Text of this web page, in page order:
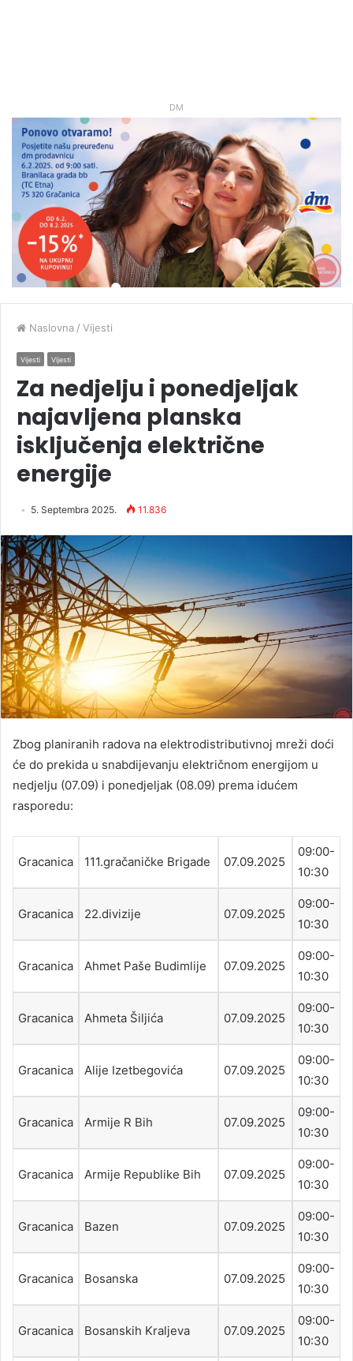
DM
Naslovna / Vijesti
Vijesti Vijesti
Za nedjelju i ponedjeljak
najavljena planska
isključenja električne
energije
5. Septembra 2025. 11.836
Zbog planiranih radova na elektrodistributivnoj mreži doći
će do prekida u snabdijevanju električnom energijom u
nedjelju (07.09) i ponedjeljak (08.09) prema idućem
rasporedu:
Gracanica 111.gračaničke Brigade 07.09.2025
09:00-
10:30
Gracanica 22.divizije 07.09.2025
09:00-
10:30
Gracanica Ahmet Paše Budimlije 07.09.2025
09:00-
10:30
Gracanica Ahmeta Šiljića 07.09.2025
09:00-
10:30
Gracanica Alije Izetbegovića 07.09.2025
09:00-
10:30
Gracanica Armije R Bih 07.09.2025
09:00-
10:30
Gracanica Armije Republike Bih 07.09.2025
09:00-
10:30
Gracanica Bazen 07.09.2025
09:00-
10:30
Gracanica Bosanska 07.09.2025
09:00-
10:30
Gracanica Bosanskih Kraljeva 07.09.2025
09:00-
10:30